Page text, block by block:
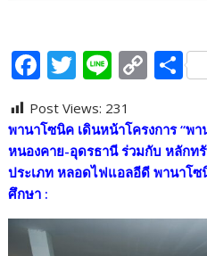
F
ac
e
b
o
o
k
T
w
itt
er
Li
n
e
C
o
p
y
Li
k
S
h
e
Post Views: 231
พานาโซนิค เดินหน้าโครงการ “พ
หนองคาย-อุดรธานี ร่วมกับ หลักท
ประเภท หลอดไฟแอลอีดี พานาโซ
ศึกษา :